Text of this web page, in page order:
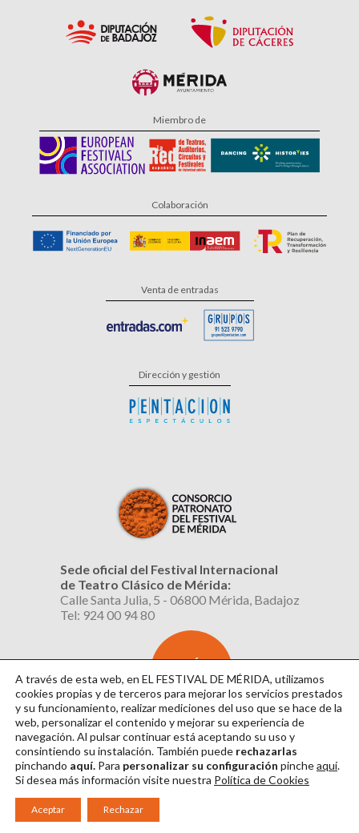
Miembro de
Colaboración
Venta de entradas
Dirección y gestión
Sede oficial del Festival Internacional
de Teatro Clásico de Mérida:
Calle Santa Julia, 5 - 06800 Mérida, Badajoz
Tel: 924 00 94 80
SUSCRÍBETE
AL BOLETÍN
Aviso Legal|Política de Privacidad
|Webmaster: Axel Kacelnik
A través de esta web, en EL FESTIVAL DE MÉRIDA, utilizamos
cookies propias y de terceros para mejorar los servicios prestados
y su funcionamiento, realizar mediciones del uso que se hace de la
web, personalizar el contenido y mejorar su experiencia de
navegación. Al pulsar continuarestá aceptando su uso y
consintiendo su instalación. También puede rechazarlas
pinchando aquí. Para personalizar su configuración pincheaquí.
Si desea más información visite nuestra Política de Cookies
Aceptar Rechazar